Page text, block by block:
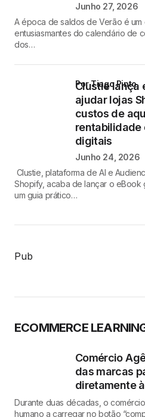
Junho 27, 2026
A época de saldos de Verão é um
entusiasmantes do calendário de
dos…
Clustie lança
ajudar lojas
custos de
rentabilidade
digitais
por Tiago Pinto
Junho 24, 2026
Clustie, plataforma de AI e
Shopify, acaba de lançar o eBook
um guia prático…
Pub
ECOMMERCE
Comércio
das marcas
diretamente
Durante duas décadas, o
humano a carregar no botão